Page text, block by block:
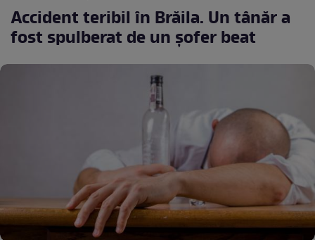
Accident teribil în Brăila. Un tânăr a
fost spulberat de un şofer beat